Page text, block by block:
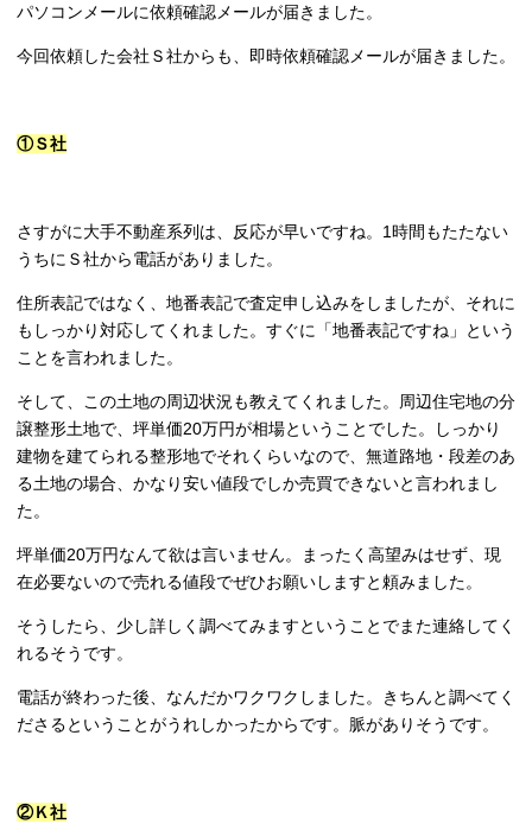
パソコンメールに依頼確認メールが届きました。
今回依頼した会社Ｓ社からも、即時依頼確認メールが届きました。
①Ｓ社
さすがに大手不動産系列は、反応が早いですね。1時間もたたない
うちにＳ社から電話がありました。
住所表記ではなく、地番表記で査定申し込みをしましたが、それに
もしっかり対応してくれました。すぐに「地番表記ですね」という
ことを言われました。
そして、この土地の周辺状況も教えてくれました。周辺住宅地の分
譲整形土地で、坪単価20万円が相場ということでした。しっかり
建物を建てられる整形地でそれくらいなので、無道路地・段差のあ
る土地の場合、かなり安い値段でしか売買できないと言われまし
た。
坪単価20万円なんて欲は言いません。まったく高望みはせず、現
在必要ないので売れる値段でぜひお願いしますと頼みました。
そうしたら、少し詳しく調べてみますということでまた連絡してく
れるそうです。
電話が終わった後、なんだかワクワクしました。きちんと調べてく
ださるということがうれしかったからです。脈がありそうです。
②Ｋ社